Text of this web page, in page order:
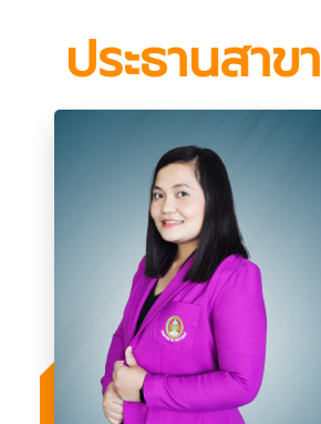
ประธานสาขา